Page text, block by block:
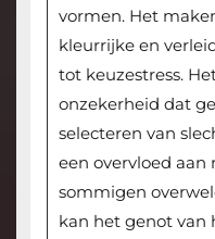
vormen. Het
kleurrijke en
tot keuzestress.
onzekerheid dat
selecteren van
een overvloed
sommigen
kan het genot van